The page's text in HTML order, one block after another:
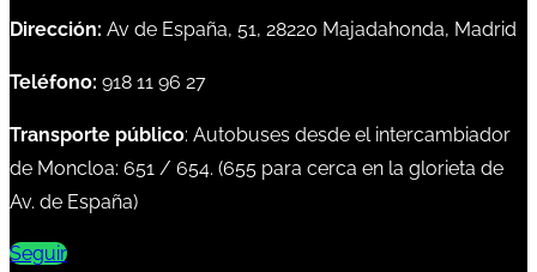
Dirección: Av de España, 51, 28220 Majadahonda, Madrid
Teléfono: 918 11 96 27
Transporte público: Autobuses desde el intercambiador
de Moncloa: 651 / 654. (655 para cerca en la glorieta de
Av. de España)
Seguir